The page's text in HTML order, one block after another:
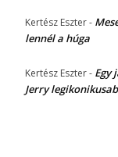
Kertész Eszter-
lennél a húga
Kertész Eszter- Egy
Jerry